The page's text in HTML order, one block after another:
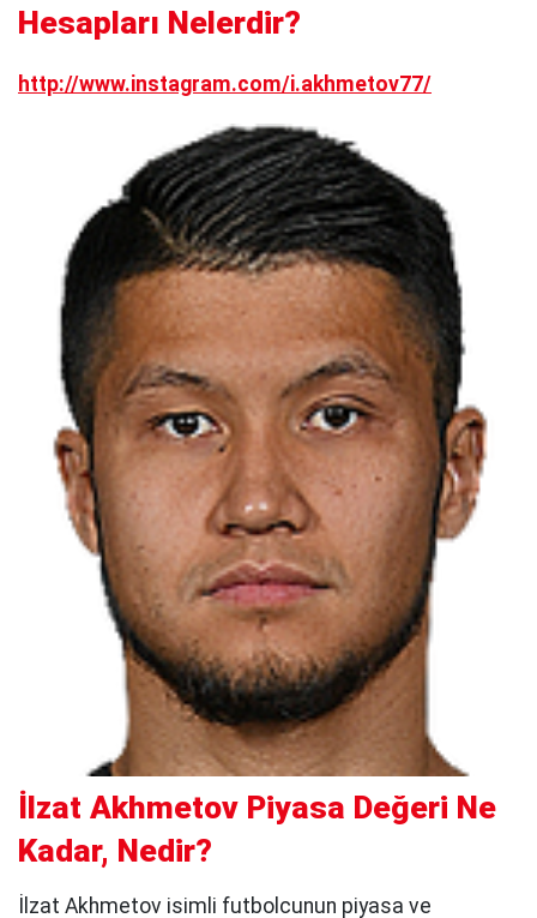
Hesapları Nelerdir?
http://www.instagram.com/i.akhmetov77/
İlzat Akhmetov Piyasa Değeri Ne
Kadar, Nedir?
İlzat Akhmetov isimli futbolcunun piyasa ve